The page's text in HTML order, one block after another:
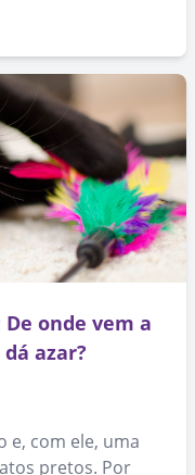
onde vem a
azar?
e, com ele, uma
pretos. Por